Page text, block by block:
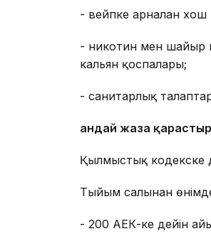
- вейпке арналған
- никотин мен шайыр
кальян қоспалары;
- санитарлық
Қандай жаза
Қылмыстық кодекске
Тыйым салынған
- 200 АЕК-ке дейін